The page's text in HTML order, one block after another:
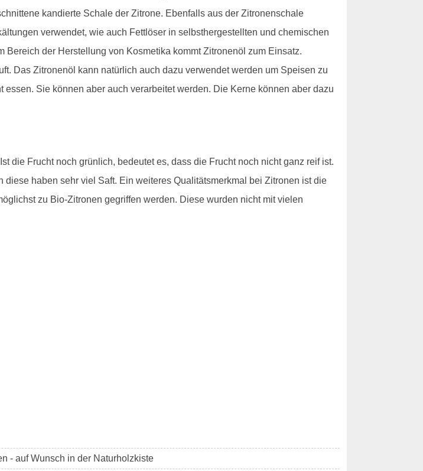
kandierte Schale der Zitrone. Ebenfalls aus der Zitronenschale
verwendet, wie auch Fettlöser in selbsthergestellten und chemischen
der Herstellung von Kosmetika kommt Zitronenöl zum Einsatz.
Das Zitronenöl kann natürlich auch dazu verwendet werden um Speisen zu
Sie können aber auch verarbeitet werden. Die Kerne können aber dazu
die Frucht noch grünlich, bedeutet es, dass die Frucht noch nicht ganz reif ist.
haben sehr viel Saft. Ein weiteres Qualitätsmerkmal bei Zitronen ist die
zu Bio-Zitronen gegriffen werden. Diese wurden nicht mit vielen
- auf Wunsch in der Naturholzkiste